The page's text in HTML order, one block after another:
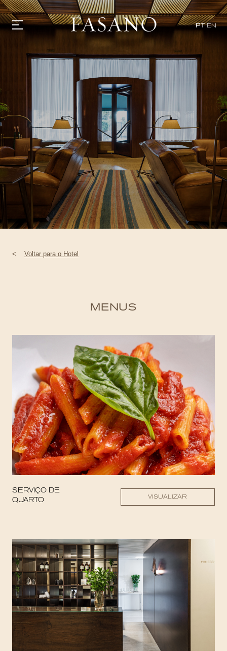
PT EN
VILLAS
SHOP | SELEZIONE
DESCUBRA
WHAT'S COOKING
CORRIERE
HISTÓRIA
SUSTENTABILIDADE
CONTATO
< Voltar para o Hotel
MENUS
SERVIÇO DE
QUARTO
VISUALIZAR